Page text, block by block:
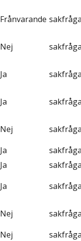
Frånvarande
Nej
Ja
Ja
Nej
Ja
Ja
Ja
Nej
Nej